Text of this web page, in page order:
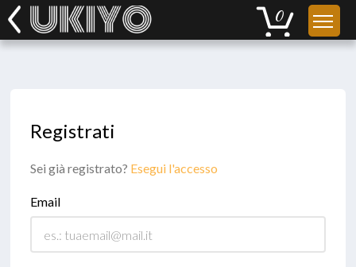
Registrati
Sei già registrato? Esegui l'accesso
Email